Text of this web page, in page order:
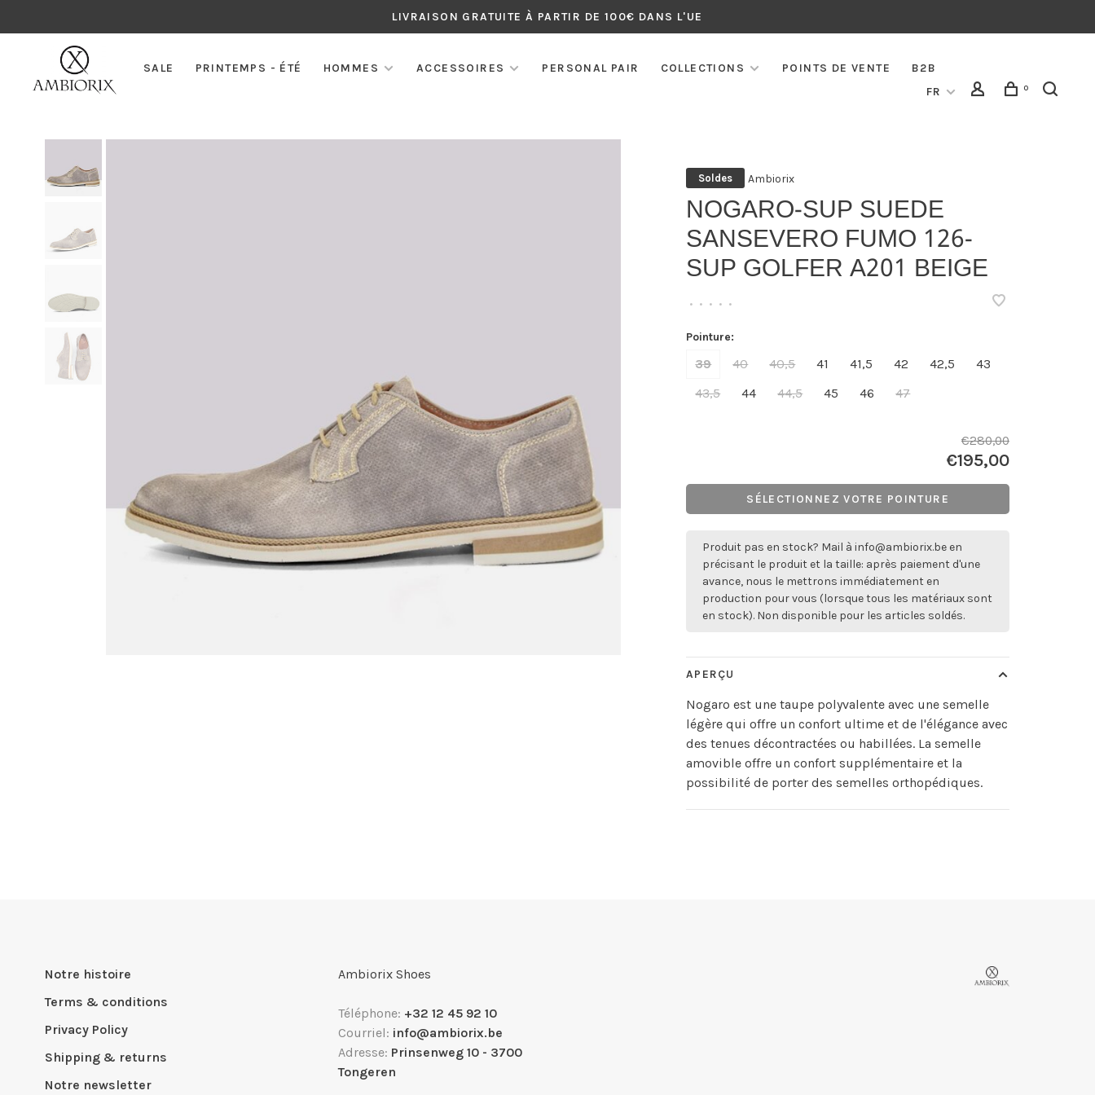
LIVRAISON GRATUITE À PARTIR DE 100€ DANS L'UE
SALE PRINTEMPS - ÉTÉ HOMMES ACCESSOIRES PERSONAL PAIR COLLECTIONS POINTS DE VENTE
B2B
FR
0
Soldes Ambiorix
NOGARO-SUP SUEDE
SANSEVERO FUMO 126-
SUP GOLFER A201 BEIGE
• • • • •
Pointure:
39 40 40,5 41 41,5 42 42,5
43
43,5
44 44,5 45 46 47
€280,00
€195,00
SÉLECTIONNEZ VOTRE POINTURE
Produit pas en stock? Mail àinfo@ambiorix.be en
précisant le produit et la taille: après paiement d'une
avance, nous le mettrons immédiatement en
production pour vous (lorsque tous les matériaux sont
en stock). Non disponible pour les articles soldés.
APERÇU
Nogaro est une taupe polyvalente avec une semelle
légère qui offre un confort ultime et de l'élégance avec
des tenues décontractées ou habillées. La semelle
amovible offre un confort supplémentaire et la
possibilité de porter des semelles orthopédiques.
Notre histoire
Terms & conditions
Privacy Policy
Shipping & returns
Notre newsletter
Ambiorix Shoes
Téléphone: +32 12 45 92 10
Courriel: info@ambiorix.be
Adresse: Prinsenweg 10 - 3700
Tongeren